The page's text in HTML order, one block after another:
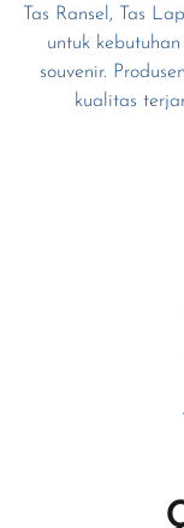
Tas Ransel, Tas
untuk
souvenir.
kualitas